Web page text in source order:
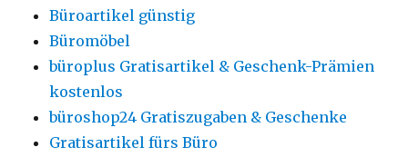
Büroartikel günstig
Büromöbel
büroplus Gratisartikel & Geschenk-Prämien
kostenlos
büroshop24 Gratiszugaben & Geschenke
Gratisartikel fürs Büro